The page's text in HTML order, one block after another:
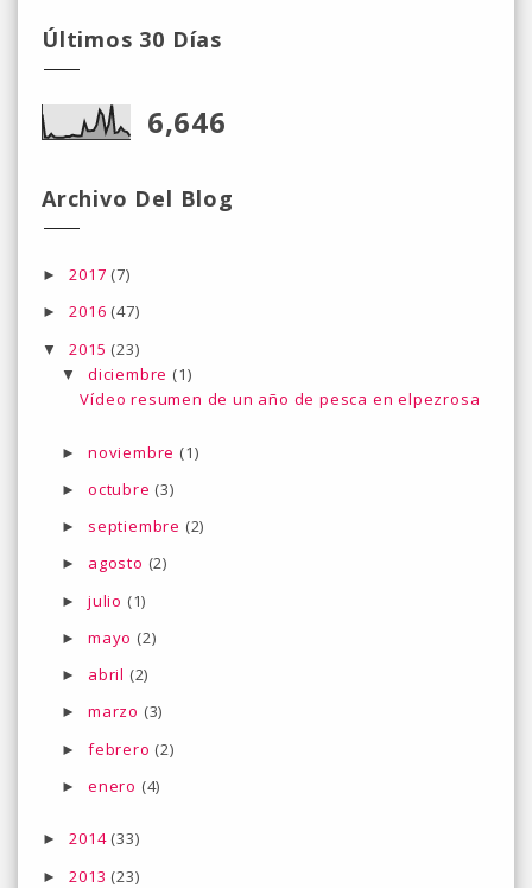
Últimos 30 Días
6,646
Archivo Del Blog
►2017 (7)
►2016 (47)
▼2015 (23)
▼ diciembre (1)
Vídeo resumen de un año de pesca en elpezrosa
► noviembre (1)
► octubre (3)
► septiembre (2)
► agosto (2)
► julio (1)
► mayo (2)
► abril (2)
► marzo (3)
► febrero (2)
► enero (4)
►2014 (33)
►2013 (23)